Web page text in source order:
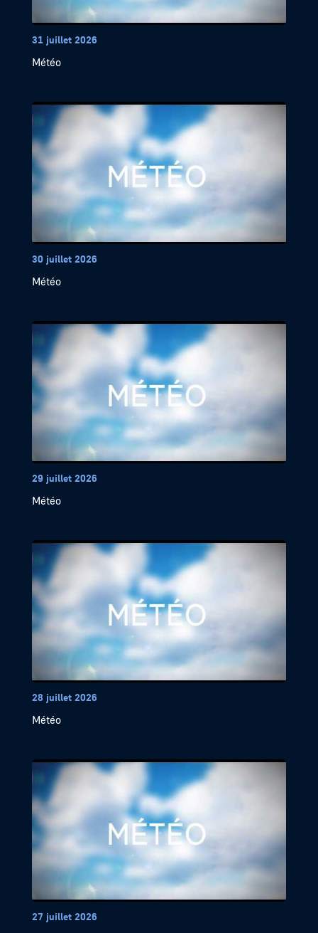
31 juillet 2026
Météo
30 juillet 2026
Météo
29 juillet 2026
Météo
28 juillet 2026
Météo
27 juillet 2026